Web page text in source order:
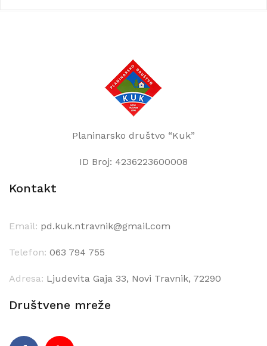
Planinarsko društvo “Kuk”
ID Broj: 4236223600008
Kontakt
Email: pd.kuk.ntravnik@gmail.com
Telefon: 063 794 755
Adresa: Ljudevita Gaja 33, Novi Travnik, 72290
Društvene mreže